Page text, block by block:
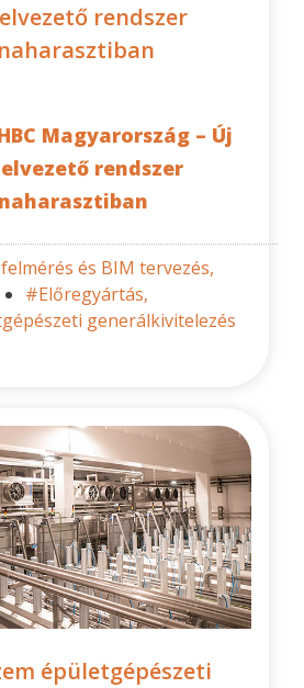
rendszer
Magyarország – Új
rendszer
és BIM tervezés,
#Előregyártás,
generálkivitelezés
épületgépészeti